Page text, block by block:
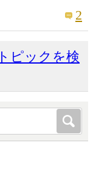
2
ピックを検